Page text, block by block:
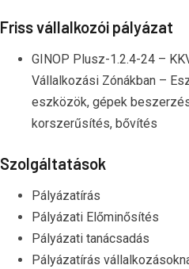
Friss vállalkozói pályázat
GINOP Plusz-1.2.4-24 –
Vállalkozási Zónákban –
eszközök, gépek
korszerűsítés, bővítés
Szolgáltatások
Pályázatírás
Pályázati Előminősítés
Pályázati tanácsadás
Pályázatírás